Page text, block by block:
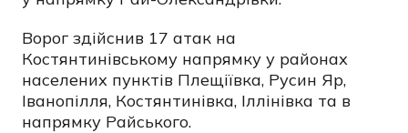
Ворог здійснив 17 атак на
Костянтинівському напрямку у районах
населених пунктів Плещіївка, Русин Яр,
Іванопілля, Костянтинівка, Іллінівка та в
напрямку Райського.